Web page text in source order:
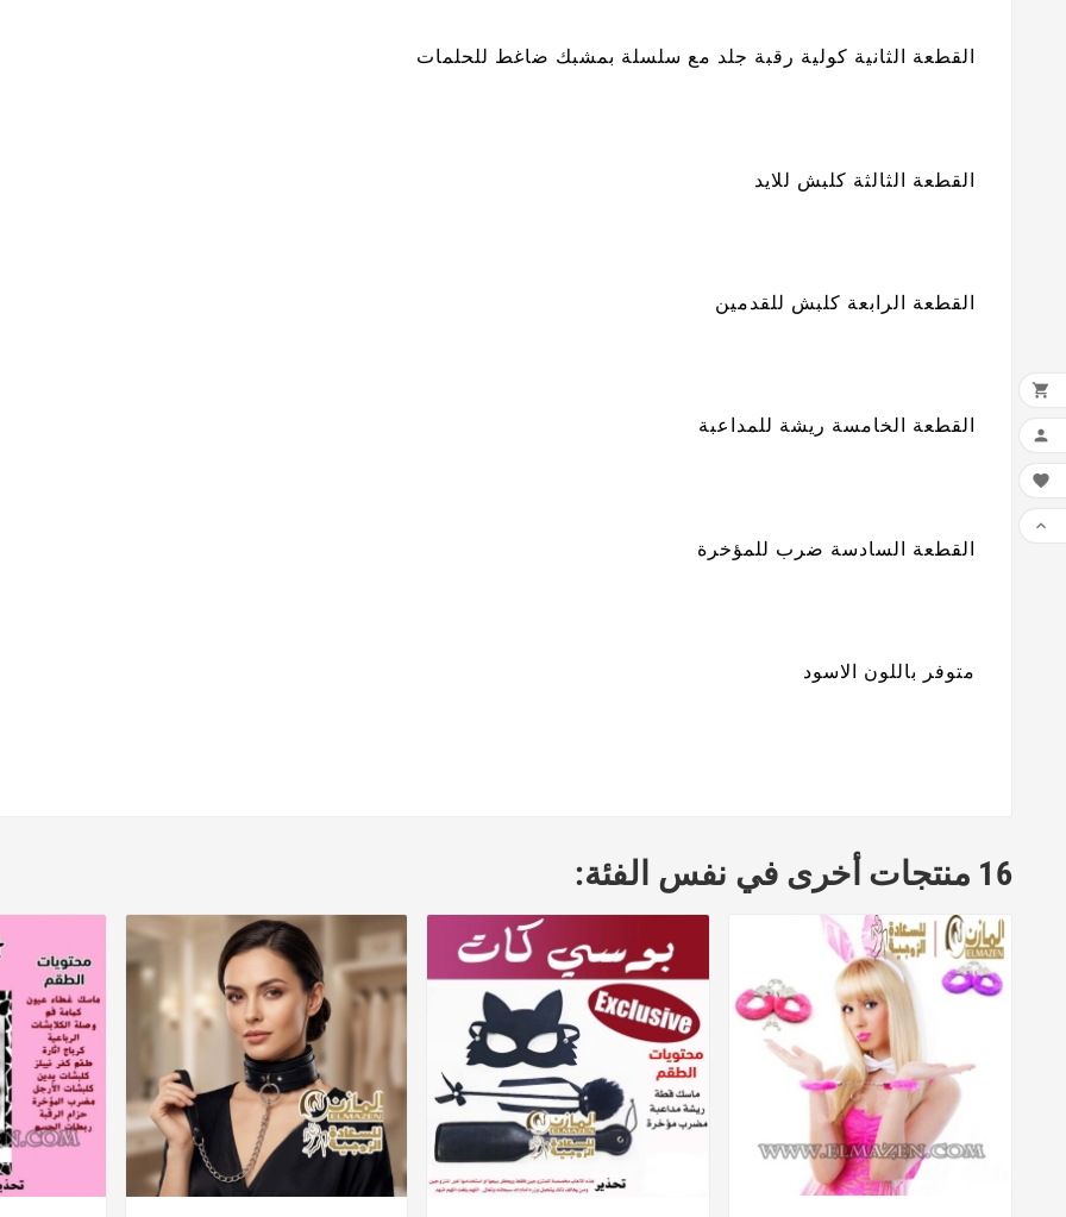
القطعة الثانية كولية رقبة جلد مع سلسلة بمشبك ضاغط للحلمات
القطعة الثالثة كلبش للايد
القطعة الرابعة كلبش للقدمين
القطعة الخامسة ريشة للمداعبة
القطعة السادسة ضرب للمؤخرة
متوفر باللون الاسود
16 منتجات أخرى في نفس الفئة:



